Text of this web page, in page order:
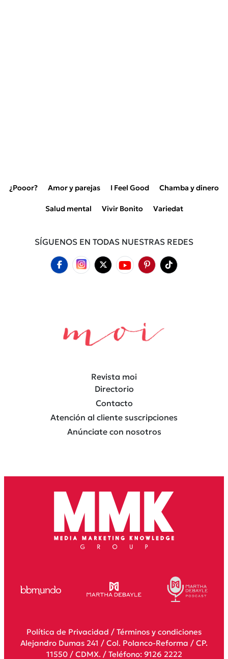
¿Pooor? Amor y parejas I Feel Good Chamba y dinero
Salud mental Vivir Bonito Variedat
SÍGUENOS EN TODAS NUESTRAS REDES
Revista moi
Directorio
Contacto
Atención al cliente suscripciones
Anúnciate con nosotros
Política de Privacidad / Términos y condiciones
Alejandro Dumas 241 / Col. Polanco-Reforma / CP.
11550 / CDMX. / Teléfono: 9126 2222